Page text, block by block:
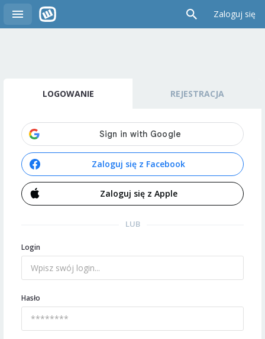
Zaloguj się
LOGOWANIE REJESTRACJA
Zaloguj się z Facebook
Zaloguj się z Apple
LUB
Login
Hasło